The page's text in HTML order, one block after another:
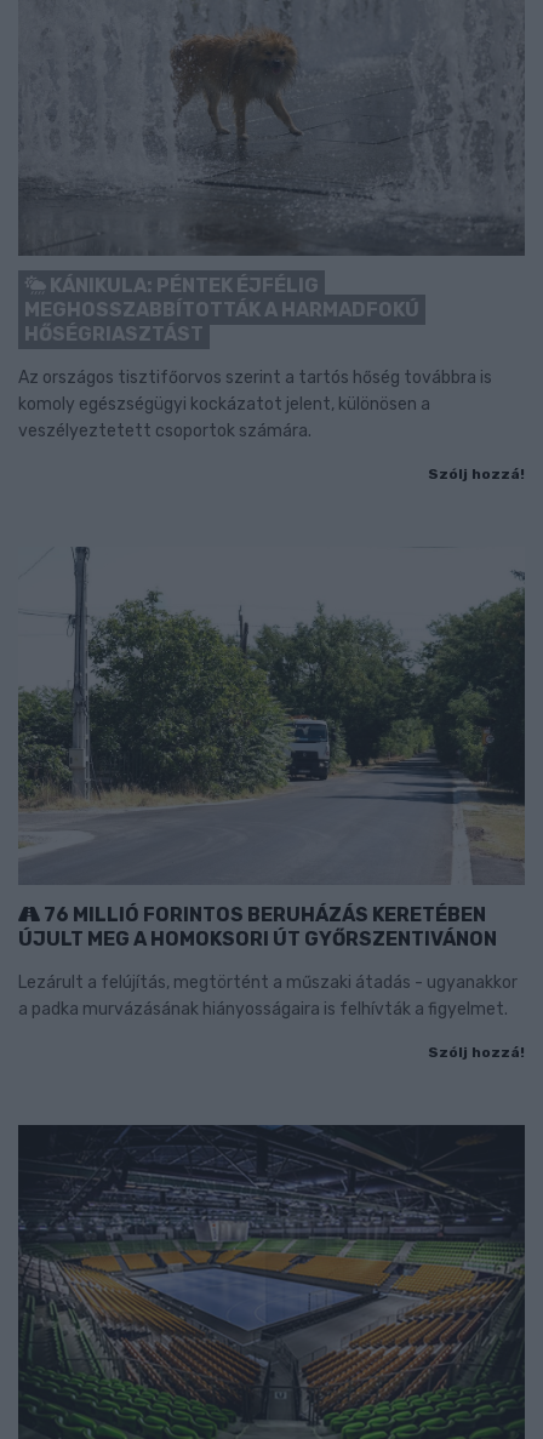
KÁNIKULA: PÉNTEK ÉJFÉLIG
MEGHOSSZABBÍTOTTÁK A HARMADFOKÚ
HŐSÉGRIASZTÁST
Az országos tisztifőorvos szerint a tartós hőség továbbra is
komoly egészségügyi kockázatot jelent, különösen a
veszélyeztetett csoportok számára.
Szólj hozzá!
76 MILLIÓ FORINTOS BERUHÁZÁS KERETÉBEN
ÚJULT MEG A HOMOKSORI ÚT GYŐRSZENTIVÁNON
Lezárult a felújítás, megtörtént a műszaki átadás - ugyanakkor
a padka murvázásának hiányosságaira is felhívták a figyelmet.
Szólj hozzá!